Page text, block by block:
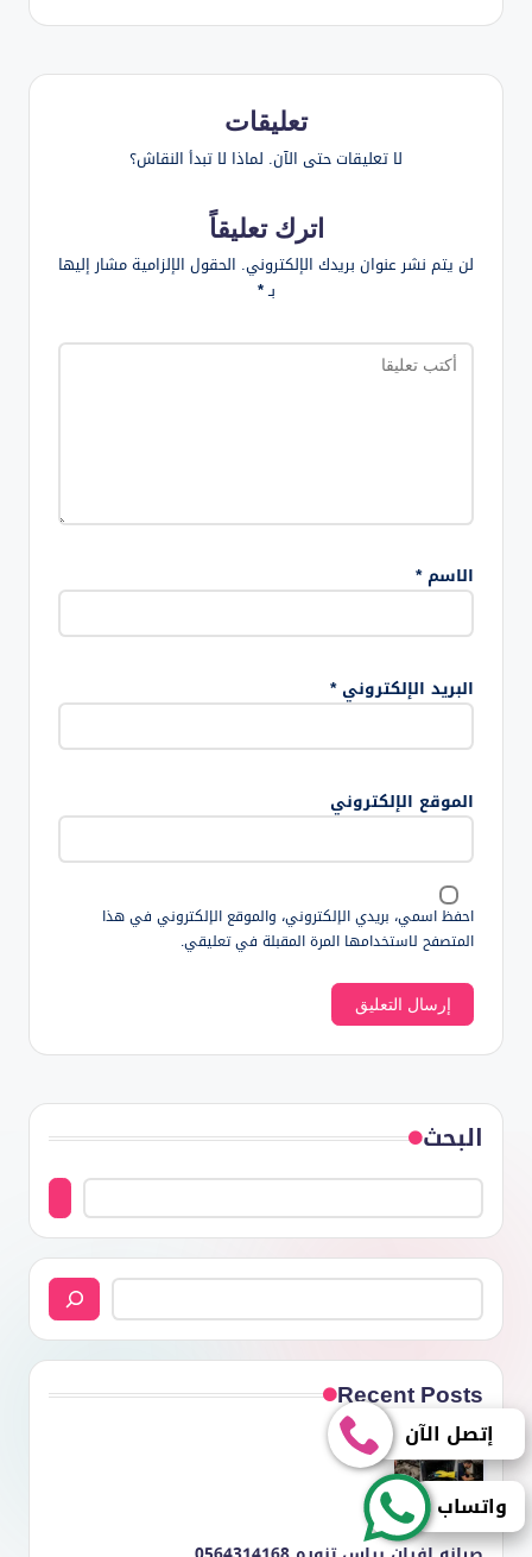
تعليقات
لا تعليقات حتى الآن. لماذا لا تبدأ النقاش؟
اترك تعليقاً
لن يتم نشر عنوان بريدك الإلكتروني. الحقول الإلزامية مشار إليها
بـ*
الاسم*
البريد الإلكتروني*
الموقع الإلكتروني
احفظ اسمي، بريدي الإلكتروني، والموقع الإلكتروني في هذا
المتصفح لاستخدامها المرة المقبلة في تعليقي.
البحث
البحث
Recent Posts
إتصل الآن
واتساب